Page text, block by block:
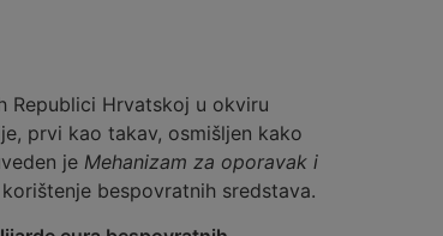
Republici Hrvatskoj u okviru
prvi kao takav, osmišljen kako
je Mehanizam za oporavak i
bespovratnih sredstava.